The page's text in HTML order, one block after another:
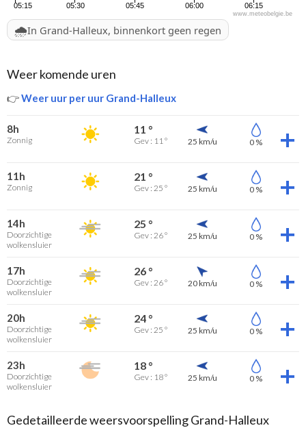
05:15 05:30 05:45 06:00 06:15
www.meteobelgie.be
🌧️In Grand-Halleux, binnenkort geen regen
Weer komende uren
👉Weer uur per uur Grand-Halleux
8h
Zonnig
11 °
Gev : 11 ° 25 km/u 0 %
11h
Zonnig
21 °
Gev : 25 ° 25 km/u 0 %
14h
Doorzichtige
wolkensluier
25 °
Gev : 26 ° 25 km/u 0 %
17h
Doorzichtige
wolkensluier
26 °
Gev : 26 ° 20 km/u 0 %
20h
Doorzichtige
wolkensluier
24 °
Gev : 25 ° 25 km/u 0 %
23h
Doorzichtige
wolkensluier
18 °
Gev : 18 ° 25 km/u 0 %
Gedetailleerde weersvoorspelling Grand-Halleux